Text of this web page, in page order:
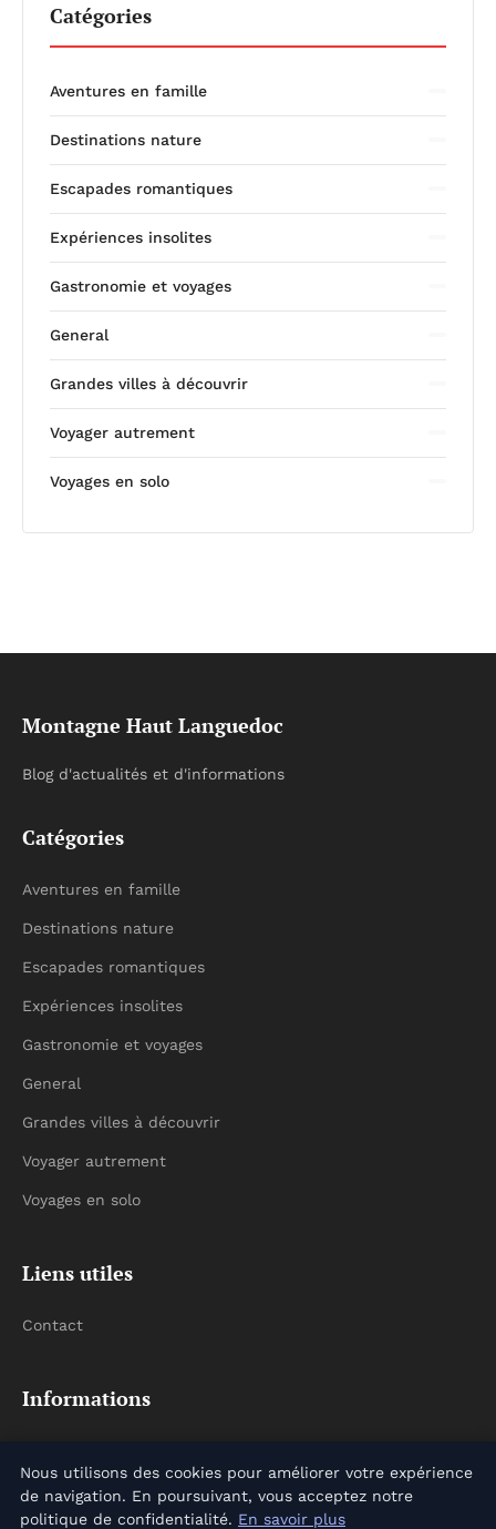
Catégories
Aventures en famille
Destinations nature
Escapades romantiques
Expériences insolites
Gastronomie et voyages
General
Grandes villes à découvrir
Voyager autrement
Voyages en solo
Montagne Haut Languedoc
Blog d'actualités et d'informations
Catégories
Aventures en famille
Destinations nature
Escapades romantiques
Expériences insolites
Gastronomie et voyages
General
Grandes villes à découvrir
Voyager autrement
Voyages en solo
Liens utiles
Contact
Informations
Nous utilisons des cookies pour améliorer votre expérience
de navigation. En poursuivant, vous acceptez notre
politique de confidentialité. En savoir plus